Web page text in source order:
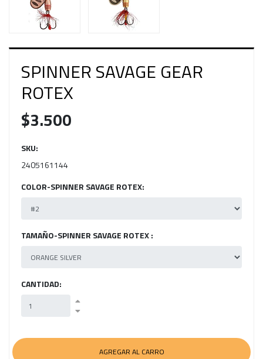
SPINNER SAVAGE GEAR
ROTEX
$3.500
SKU:
2405161144
COLOR-SPINNER SAVAGE ROTEX:
TAMAÑO-SPINNER SAVAGE ROTEX :
CANTIDAD: